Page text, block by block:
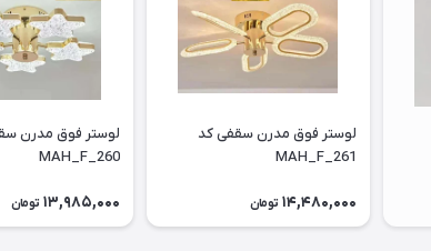
لوستر فوق مدرن سقفی کد
MAH_F_261
14,480,000 تومان
MAH_F_260
13,985,000 تومان